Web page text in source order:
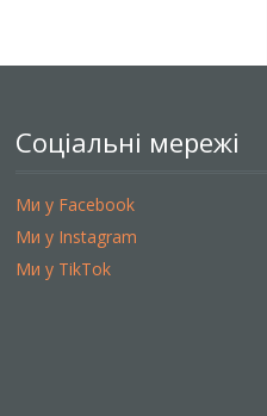
Соціальні мережі
Ми у Facebook
Ми у Instagram
Ми у TikTok